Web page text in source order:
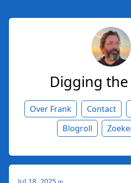
Digging
Over Frank Contact
Blogroll